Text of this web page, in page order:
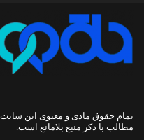
تمام حقوق مادی و معنوی این سایت
مطالب با ذکر منبع بلامانع است.